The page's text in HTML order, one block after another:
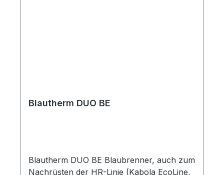
Blautherm DUO BE
Blautherm DUO BE Blaubrenner, auch zum
Nachrüsten der HR-Linie (Kabola EcoLine,